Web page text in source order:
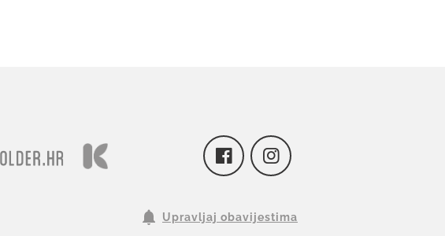
Upravljaj obavijestima